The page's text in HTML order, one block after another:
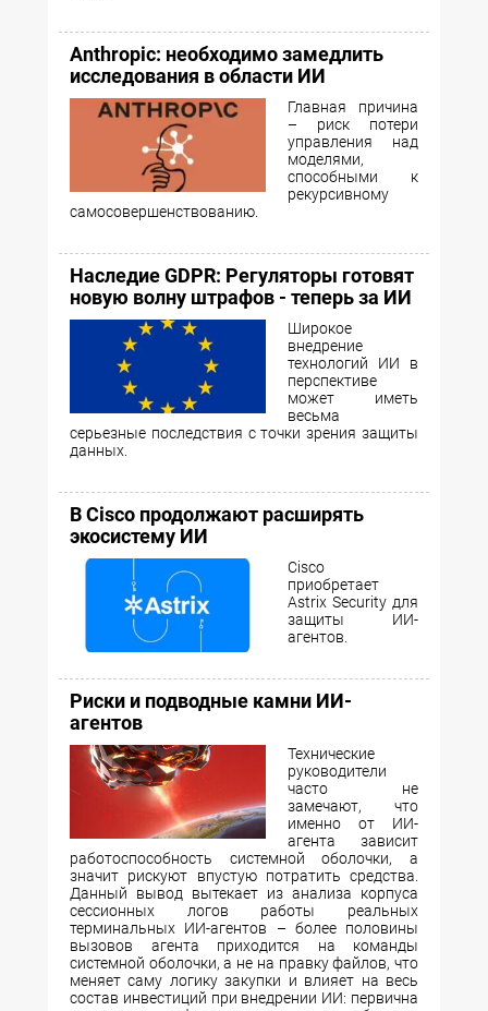
Anthropic: необходимо замедлить
исследования в области ИИ
Главная причина
– риск потери
управления над
моделями,
способными к
рекурсивному
самосовершенствованию.
Наследие GDPR: Регуляторы готовят
новую волну штрафов - теперь за ИИ
Широкое
внедрение
технологий ИИ в
перспективе
может иметь
весьма
серьезные последствия с точки зрения защиты
данных.
В Cisco продолжают расширять
экосистему ИИ
Cisco
приобретает
Astrix Security для
защиты ИИ-
агентов.
Риски и подводные камни ИИ-
агентов
Технические
руководители
часто не
замечают, что
именно от ИИ-
агента зависит
работоспособность системной оболочки, а
значит рискуют впустую потратить средства.
Данный вывод вытекает из анализа корпуса
сессионных логов работы реальных
терминальных ИИ-агентов – более половины
вызовов агента приходится на команды
системной оболочки, а не на правку файлов, что
меняет саму логику закупки и влияет на весь
состав инвестиций при внедрении ИИ: первична